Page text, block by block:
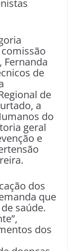
Fernanda
de
de
a
do
geral
e
dos
que
saúde.
dos